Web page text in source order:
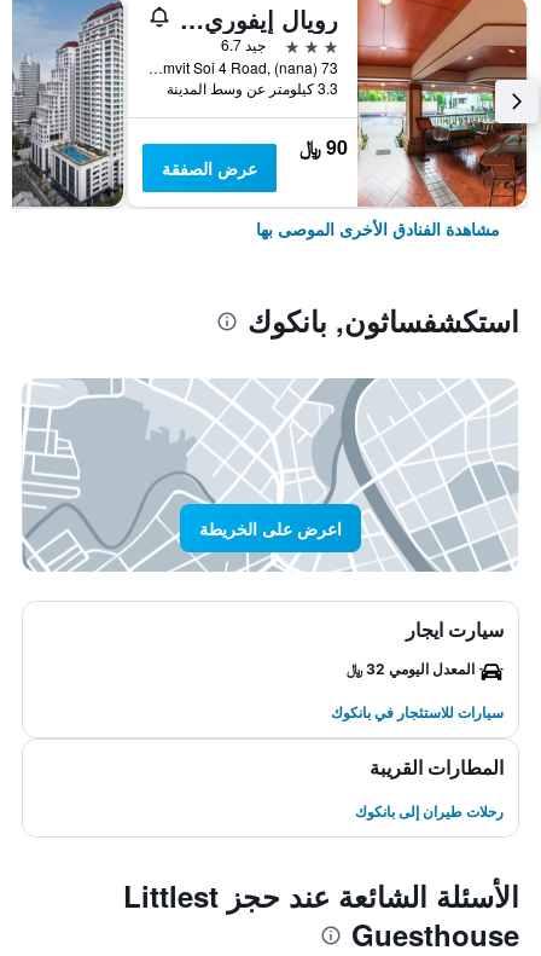
رويال إيفوري سوكومفيت نانا
3 نجوم
جيد 6.7
73 Sukhumvit Soi 4 Road, (nana), بانكوك, تايلاند
3.3 كيلومتر عن وسط المدينة
90 ﷼
عرض الصفقة
مشاهدة الفنادق الأخرى الموصى بها
استكشفساثون, بانكوك
اعرض على الخريطة
سيارت ايجار
المعدل اليومي 32 ﷼
سيارات للاستئجار في بانكوك
المطارات القريبة
رحلات طيران إلى بانكوك
الأسئلة الشائعة عند حجز Littlest
Guesthouse